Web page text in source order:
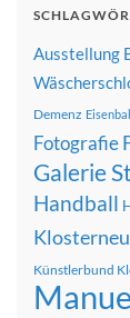
Ausstellung
Demenz
Fotografie
Galerie
Handball
Künstlerbund